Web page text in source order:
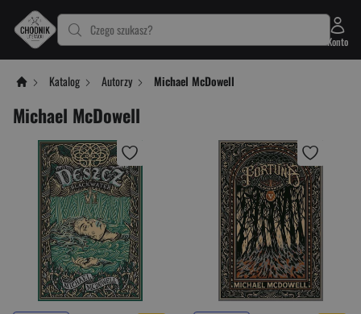
Czego szukasz?
Konto
Katalog Autorzy Michael McDowell
Michael McDowell